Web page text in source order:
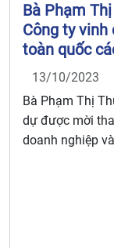
Bà Phạm
Công ty
toàn quốc
doanh nhân
ĐOÀN
VIỆT NAM
ngày Doanh
13/10/2023
Bà Phạm Thị
dự được mời
doanh nghiệp